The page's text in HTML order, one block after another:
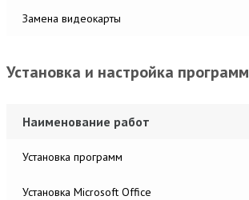
Замена видеокарты
Установка и настройка программ
Наименование работ
Установка программ
Установка Microsoft Office